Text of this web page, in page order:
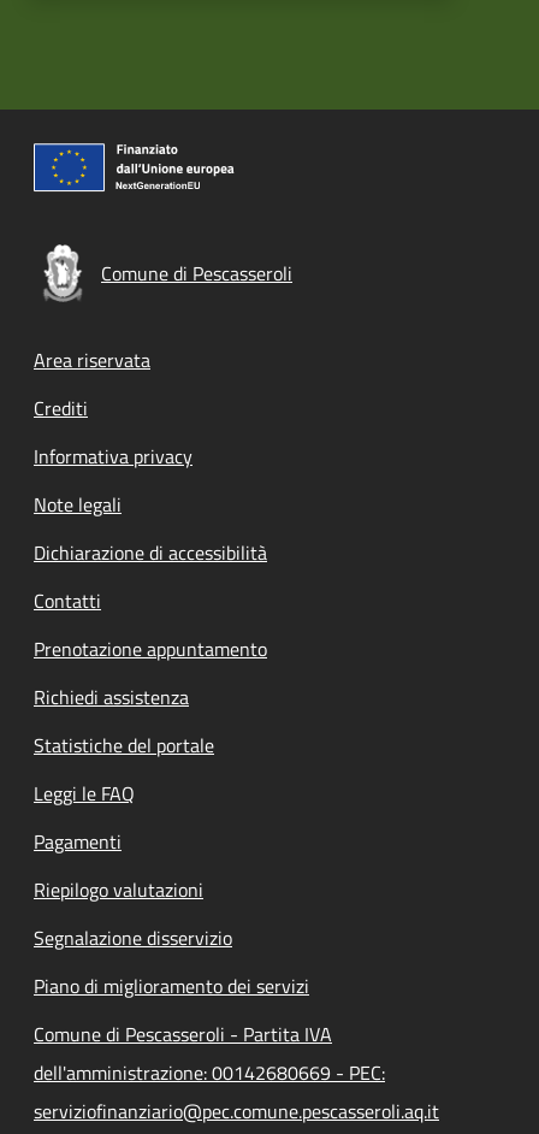
Comune di Pescasseroli
Footer menu
Area riservata
Crediti
Informativa privacy
Note legali
Dichiarazione di accessibilità
Contatti
Prenotazione appuntamento
Richiedi assistenza
Statistiche del portale
Leggi le FAQ
Pagamenti
Riepilogo valutazioni
Segnalazione disservizio
Piano di miglioramento dei servizi
Comune di Pescasseroli - Partita IVA
dell'amministrazione: 00142680669 - PEC:
serviziofinanziario@pec.comune.pescasseroli.aq.it